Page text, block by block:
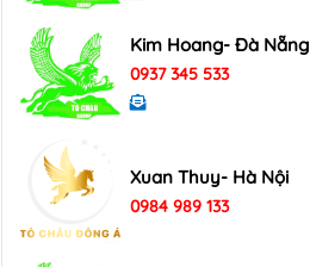
Kim Hoang- Đà Nẵng
0937 345 533
Xuan Thuy- Hà Nội
0984 989 133